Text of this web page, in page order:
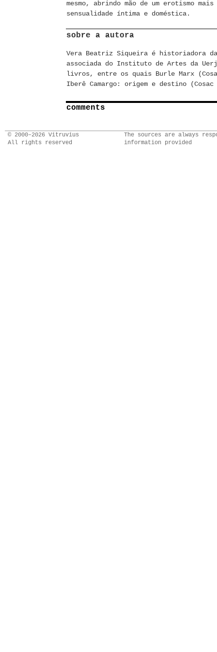
mesmo, abrindo mão de um erotismo
sensualidade íntima e doméstica.
sobre a autora
Vera Beatriz Siqueira é historiadora
associada do Instituto de Artes da
livros, entre os quais Burle Marx
Iberê Camargo: origem e destino
comments
© 2000–2026 Vitruvius
All rights reserved
The sources are always
information provided